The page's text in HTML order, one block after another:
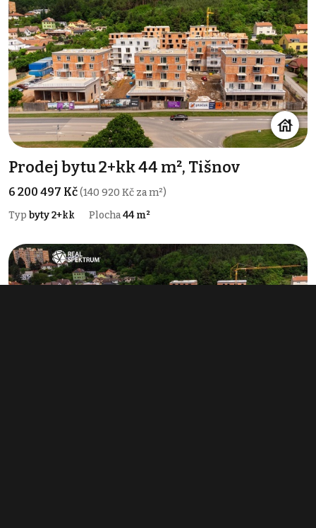
Prodej bytu 2+kk 44 m², Tišnov
6 200 497 Kč(140 920 Kč za m²)
Typ byty 2+kk Plocha44 m²